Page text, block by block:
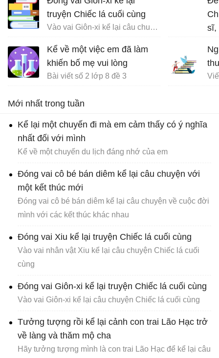
truyện Chiếc lá cuối cùng
Vào vai Giôn-xi kể lại câu chuyện Chiếc lá cuối cùng
Kể về một việc em đã làm
khiến bố mẹ vui lòng
Bài viết số 2 lớp 8 đề 3
sĩ,
Mới nhất trong tuần
Kể lại một chuyến đi mà em cảm thấy có ý nghĩa
nhất đối với mình
Kể về một chuyến du lịch đáng nhớ của em
Đóng vai cô bé bán diêm kể lại câu chuyện với
một kết thúc mới
Đóng vai cô bé bán diêm kể lại câu chuyện về cuộc đời
mình với các kết thúc khác nhau
Đóng vai Xiu kể lại truyện Chiếc lá cuối cùng
Vào vai nhân vật Xiu kể lại câu chuyện Chiếc lá cuối
cùng
Đóng vai Giôn-xi kể lại truyện Chiếc lá cuối cùng
Vào vai Giôn-xi kể lại câu chuyện Chiếc lá cuối cùng
Tưởng tượng rồi kể lại cảnh con trai Lão Hạc trở
về làng và thăm mộ cha
Hãy tưởng tượng mình là con trai Lão Hạc để kể lại câu